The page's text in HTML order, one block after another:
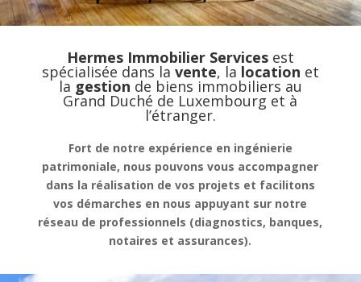
Hermes Immobilier Servicesest
spécialisée dans la vente, la location et
la gestion de biens immobiliers au
Grand Duché de Luxembourg et à
l’étranger.
Fort de notre expérience en ingénierie
patrimoniale, nous pouvons vous accompagner
dans la réalisation de vos projets et facilitons
vos démarches en nous appuyant sur notre
réseau de professionnels (diagnostics, banques,
notaires et assurances).